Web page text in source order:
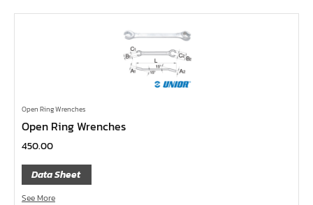
ไขควงท๊อกซ์,ไขควงท๊อกซ์มีรู
ไขควงแฉก Pozi
ไขควงแฉก
ข้อลด
ข้อเพิ่ม
หัวขัน
Open Ring Wrenches
Open Ring Wrenches
450.00
Data Sheet
See More